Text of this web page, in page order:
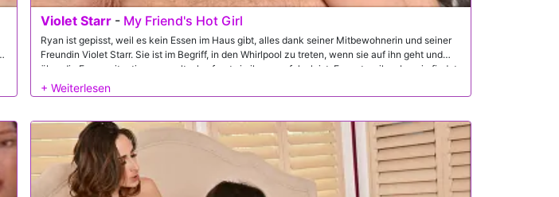
Violet Starr - My Friend's Hot Girl
Ryan ist gepisst, weil es kein Essen im Haus gibt, alles dank seiner Mitbewohnerin und seiner
Freundin Violet Starr. Sie ist im Begriff, in den Whirlpool zu treten, wenn sie auf ihn geht und
über die Essenssituation murmelt, also fragt sie ihn, was falsch ist. Er sagt es ihr, aber sie findet
heraus, dass die Wurzel des Problems ist, dass Ryan die Hots für sie hat! Sie streift mit ihren
großen natürlichen Titten und fettem Arsch überall herauf, und er wird in seinem Zimmer zu
geschmeichelt, sondern sorgt sich auch um Ryans Wohlergehen. Also, mit ihrem Freund bei der
Arbeit, übernimmt sie die Kontrolle über die Situation, wie sie es für richtig hält – indem sie
Ryan ihre Titten ins Gesicht schiebt, seinen Schwanz saugt und all die Eifersucht aus ihm fickt!